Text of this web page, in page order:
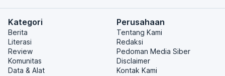
Kategori
Berita
Literasi
Review
Komunitas
Data & Alat
Perusahaan
Tentang Kami
Redaksi
Pedoman Media Siber
Disclaimer
Kontak Kami